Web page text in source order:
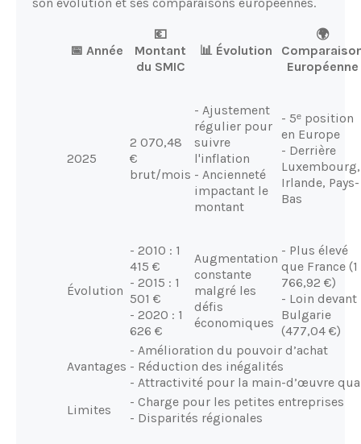
📅 Année
💶
Montant
du SMIC
📊 Évolution
🌍
Européenne
2025
2 070,48
€
brut/mois
- Ajustement
régulier pour
suivre
l'inflation
- Ancienneté
impactant le
montant
- 5ᵉ position
en Europe
- Derrière
Luxembourg,
Irlande, Pays-
Bas
Évolution
- 2010 : 1
415 €
- 2015 : 1
501 €
- 2020 : 1
626 €
Augmentation
constante
malgré les
défis
économiques
- Plus élevé
que France (1
766,92 €)
- Loin devant
Bulgarie
(477,04 €)
Avantages
- Amélioration du pouvoir d’achat
- Réduction des inégalités
- Attractivité pour la main-d’œuvre
Limites
- Charge pour les petites entreprises
- Disparités régionales